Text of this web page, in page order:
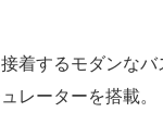
着するモダンなバ
レーターを搭載。